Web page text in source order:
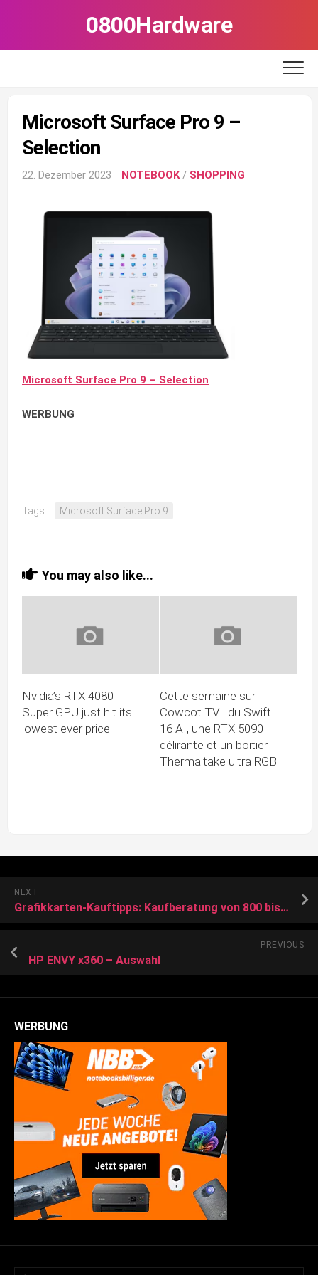
0800Hardware
Microsoft Surface Pro 9 –
Selection
22. Dezember 2023 NOTEBOOK/ SHOPPING
Microsoft Surface Pro 9 – Selection
WERBUNG
Tags: Microsoft Surface Pro 9
You may also like...
Nvidia’s RTX 4080
Super GPU just hit its
lowest ever price
Cette semaine sur
Cowcot TV : du Swift
16 AI, une RTX 5090
délirante et un boitier
Thermaltake ultra RGB
NEXT
Grafikkarten-Kauftipps: Kaufberatung von 800 bis 1250 Euro, Strombedarf
PREVIOUS
HP ENVY x360 – Auswahl
WERBUNG